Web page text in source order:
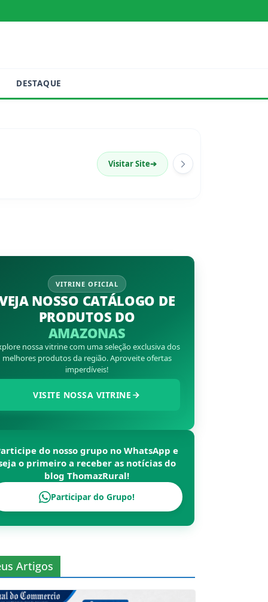
DESTAQUE
Visitar Site➔
VITRINE OFICIAL
NOSSO CATÁLOGO DE
PRODUTOS DO
AMAZONAS
nossa vitrine com uma seleção exclusiva dos
melhores produtos da região. Aproveite ofertas
imperdíveis!
VISITE NOSSA VITRINE
do nosso grupo no WhatsApp e
o primeiro a receber as notícias do
blogThomazRural!
Participar do Grupo!
Artigos